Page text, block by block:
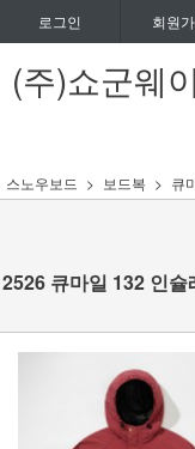
로그인 회원
(주)쇼군웨
스노우보드 보드복 큐
2526 큐마일 132 인